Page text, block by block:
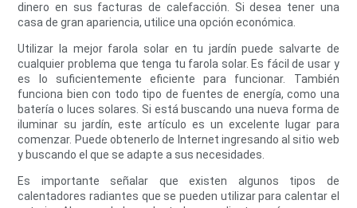
dinero en sus facturas de calefacción. Si desea tener una
casa de gran apariencia, utilice una opción económica.
Utilizar la mejor farola solar en tu jardín puede salvarte de
cualquier problema que tenga tu farola solar. Es fácil de usar y
es lo suficientemente eficiente para funcionar. También
funciona bien con todo tipo de fuentes de energía, como una
batería o luces solares. Si está buscando una nueva forma de
iluminar su jardín, este artículo es un excelente lugar para
comenzar. Puede obtenerlo de Internet ingresando al sitio web
y buscando el que se adapte a sus necesidades.
Es importante señalar que existen algunos tipos de
calentadores radiantes que se pueden utilizar para calentar el